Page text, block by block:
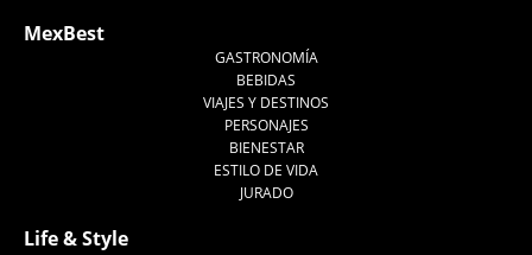
MexBest
GASTRONOMÍA
BEBIDAS
VIAJES Y DESTINOS
PERSONAJES
BIENESTAR
ESTILO DE VIDA
JURADO
Life & Style